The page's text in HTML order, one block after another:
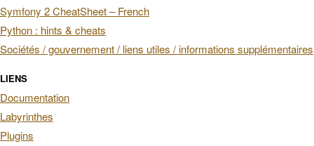
Symfony 2 CheatSheet – French
Python : hints & cheats
Sociétés / gouvernement / liens utiles / informations supplémentaires
LIENS
Documentation
Labyrinthes
Plugins